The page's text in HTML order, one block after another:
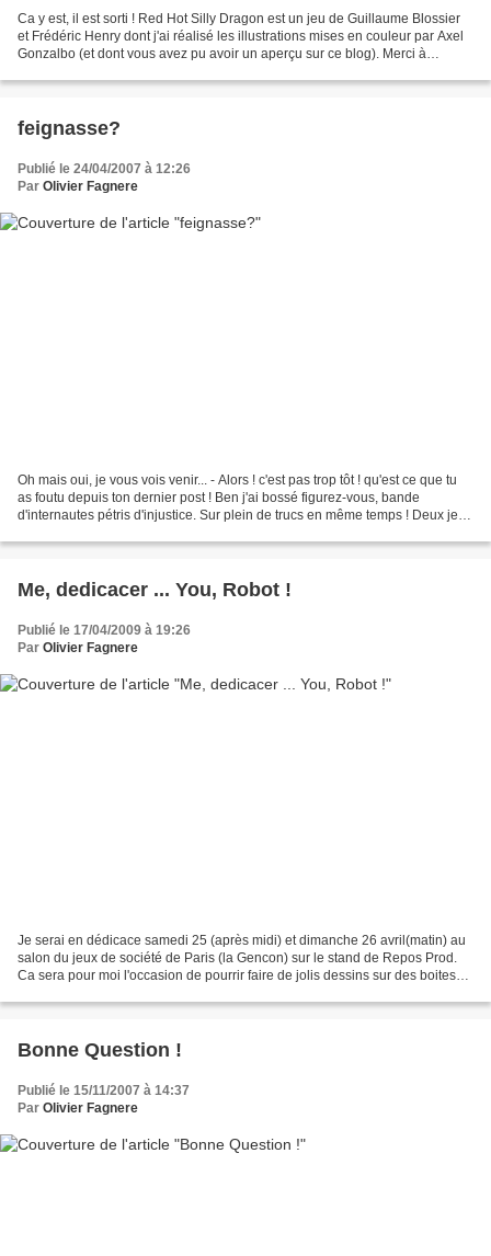
Ca y est, il est sorti ! Red Hot Silly Dragon est un jeu de Guillaume Blossier
et Frédéric Henry dont j'ai réalisé les illustrations mises en couleur par Axel
Gonzalbo (et dont vous avez pu avoir un aperçu sur ce blog). Merci à
feignasse?
Publié le 24/04/2007 à 12:26
Par Olivier Fagnere
Oh mais oui, je vous vois venir... - Alors ! c'est pas trop tôt ! qu'est ce que tu
as foutu depuis ton dernier post ! Ben j'ai bossé figurez-vous, bande
d'internautes pétris d'injustice. Sur plein de trucs en même temps ! Deux jeux
Me, dedicacer ... You, Robot !
Publié le 17/04/2009 à 19:26
Par Olivier Fagnere
Je serai en dédicace samedi 25 (après midi) et dimanche 26 avril(matin) au
salon du jeux de société de Paris (la Gencon) sur le stand de Repos Prod.
Ca sera pour moi l'occasion de pourrir faire de jolis dessins sur des boites
Bonne Question !
Publié le 15/11/2007 à 14:37
Par Olivier Fagnere